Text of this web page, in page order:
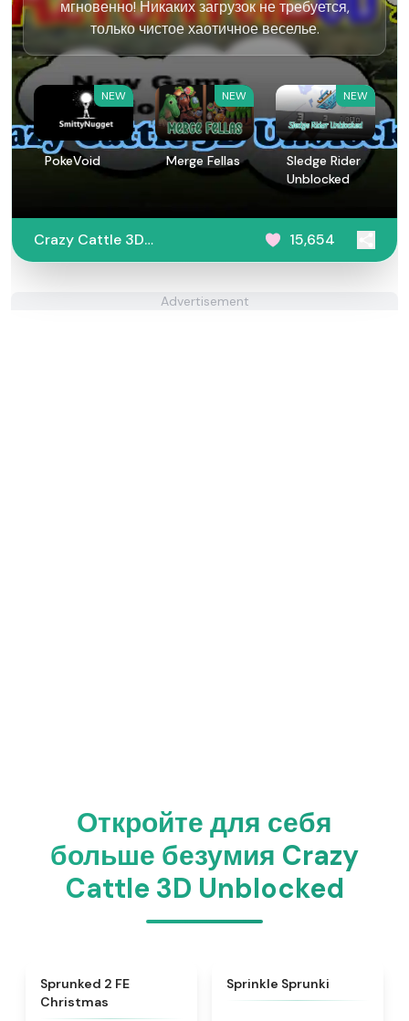
мгновенно! Никаких загрузок не требуется,
только чистое хаотичное веселье.
NEW
PokeVoid​
NEW
Merge Fellas
NEW
Sledge Rider
Unblocked
Crazy Cattle 3D
Unblocked
15,654
Advertisement
Откройте для себя
больше безумия Crazy
Cattle 3D Unblocked
Sprunked 2 FE
Christmas
Sprinkle Sprunki